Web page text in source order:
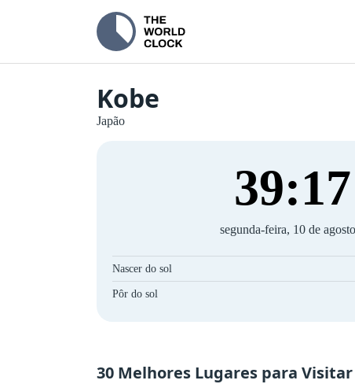
Kobe
Japão
39:18
segunda-feira, 10 de
Nascer do sol
Pôr do sol
30 Melhores Lugares para Visitar